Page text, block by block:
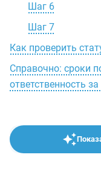
Шаг 6
Шаг 7
Как проверить
Справочно: сроки
ответственность